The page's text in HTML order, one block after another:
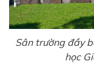
Sân trường đầy
học